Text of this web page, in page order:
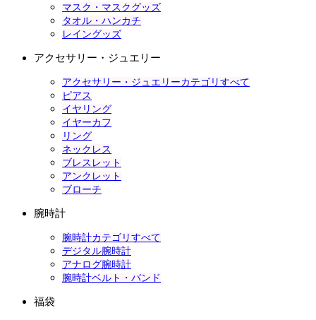
マスク・マスクグッズ
タオル・ハンカチ
レイングッズ
アクセサリー・ジュエリー
アクセサリー・ジュエリーカテゴリすべて
ピアス
イヤリング
イヤーカフ
リング
ネックレス
ブレスレット
アンクレット
ブローチ
腕時計
腕時計カテゴリすべて
デジタル腕時計
アナログ腕時計
腕時計ベルト・バンド
福袋